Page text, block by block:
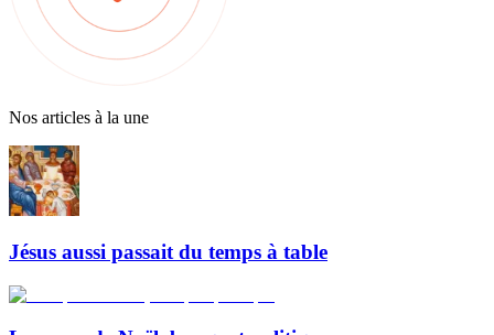
Nos articles à la une
Jésus aussi passait du temps à table